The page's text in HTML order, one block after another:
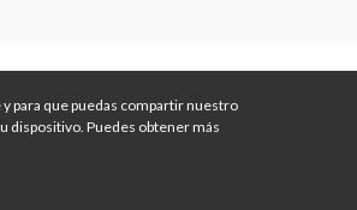
para que puedas compartir nuestro
dispositivo. Puedes obtener más